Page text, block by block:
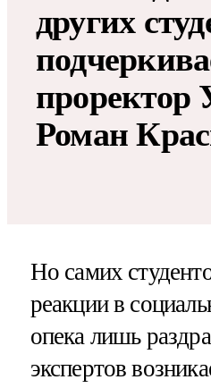
других
Роман
Но самих
реакции в
опека лишь
экспертов